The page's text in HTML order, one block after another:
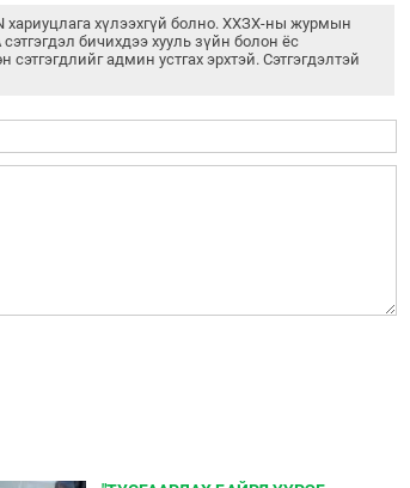
хүлээхгүй болно. ХХЗХ-ны журмын
бичихдээ хууль зүйн болон ёс
админ устгах эрхтэй. Сэтгэгдэлтэй